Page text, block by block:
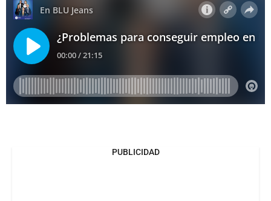
PUBLICIDAD